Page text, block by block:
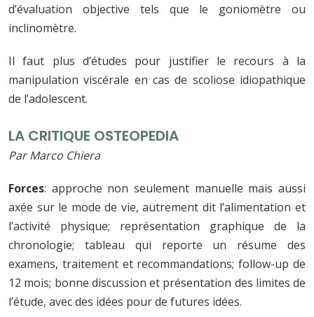
d’évaluation objective tels que le goniomètre ou
inclinomètre.
Il faut plus d’études pour justifier le recours à la
manipulation viscérale en cas de scoliose idiopathique
de l’adolescent.
LA CRITIQUE OSTEOPEDIA
Par Marco Chiera
Forces: approche non seulement manuelle mais aussi
axée sur le mode de vie, autrement dit l’alimentation et
l’activité physique; représentation graphique de la
chronologie; tableau qui reporte un résume des
examens, traitement et recommandations; follow-up de
12 mois; bonne discussion et présentation des limites de
l’étude, avec des idées pour de futures idées.